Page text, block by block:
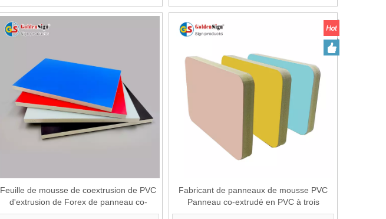
Feuille de mousse de coextrusion de PVC
d'extrusion de Forex de panneau co-
extrudé de PVC de Goldensign 1-25mm
Fabricant de panneaux de mousse PVC
Panneau co-extrudé en PVC à trois
couches pour armoires et meubles